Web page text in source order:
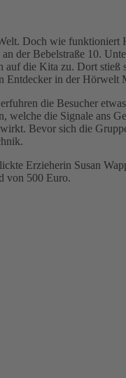
Doch wie funktioniert
der Bebelstraße 10.
die Kita zu. Dort stieß
Entdecker in der Hörwelt
die Besucher
welche die Signale ans
Bevor sich die
Erzieherin Susan
von 500 Euro.